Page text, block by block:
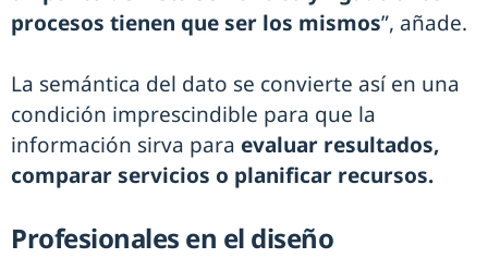
procesos tienen que ser los mismos”, añade.
La semántica del dato se convierte así en una
condición imprescindible para que la
información sirva para evaluar resultados,
comparar servicios o planificar recursos.
Profesionales en el diseño